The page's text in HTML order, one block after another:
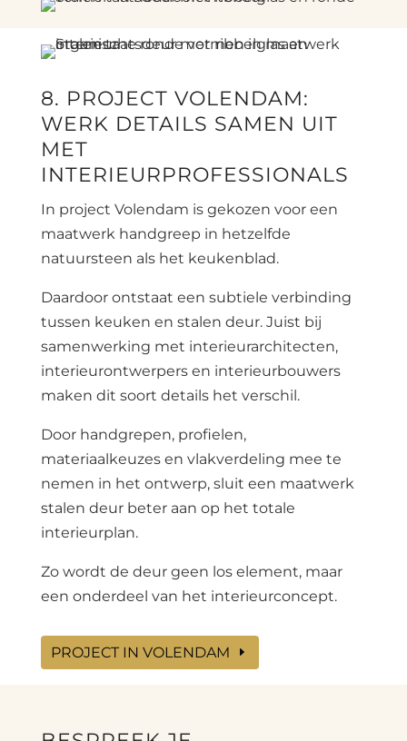
8. PROJECT VOLENDAM:
WERK DETAILS SAMEN UIT
MET
INTERIEURPROFESSIONALS
In project Volendam is gekozen voor een
maatwerk handgreep in hetzelfde
natuursteen als het keukenblad.
Daardoor ontstaat een subtiele verbinding
tussen keuken en stalen deur. Juist bij
samenwerking met interieurarchitecten,
interieurontwerpers en interieurbouwers
maken dit soort details het verschil.
Door handgrepen, profielen,
materiaalkeuzes en vlakverdeling mee te
nemen in het ontwerp, sluit een maatwerk
stalen deur beter aan op het totale
interieurplan.
Zo wordt de deur geen los element, maar
een onderdeel van het interieurconcept.
PROJECT IN VOLENDAM